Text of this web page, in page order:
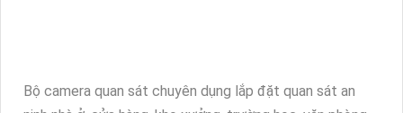
Bộ camera quan sát chuyên dụng lắp đặt quan sát an